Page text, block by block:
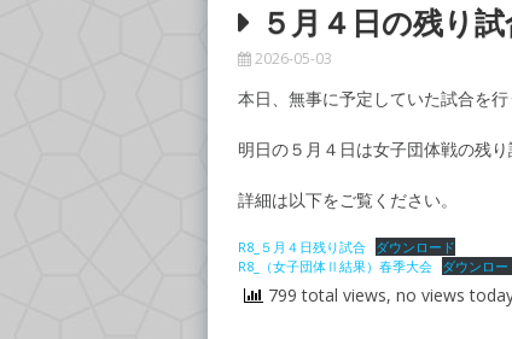
５月４日の残り
2026-05-03
本日、無事に予定していた試合を行
明日の５月４日は女子団体戦の残
詳細は以下をご覧ください。
R8_５月４日残り試合 ダウンロード
R8_（女子団体Ⅱ結果）春季大会 ダウンロー
799 total views, no views